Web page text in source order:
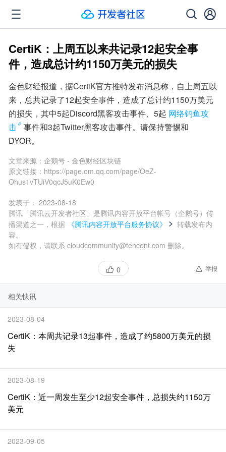
CertiK：上周五以来共记录12起安全事
件，造成总计约1150万美元的损失
金色财经报道，据CertiK官方推特发布消息称，自上周五以
来，总共记录了12起安全事件，造成了总计约1150万美元
的损失，其中5起Discord黑客攻击事件、5起 网络钓鱼攻
击
事件和3起Twitter黑客攻击事件。请保持警惕和
DYOR。
文章来源： 企鹅号 - 金色财经区块链
原文链接： https://page.om.qq.com/page/OeZ-
Ohus1vTUiV0qcJ5uK0Ew0
发表于： 2023-08-18
腾讯「腾讯云开发者社区」是腾讯内容开放平台帐号（企鹅号）传
播渠道之一，根据
《腾讯内容开放平台服务协议》
转载发布内
容。
如有侵权，请联系 cloudcommunity@tencent.com 删除。
0 举报
相关快讯
2023-08-04
CertiK：本周共记录13起事件，造成了约5800万美元的损
失
2023-08-19
CertiK：近一周发生至少12起安全事件，总损失约1150万
美元
2023-09-05